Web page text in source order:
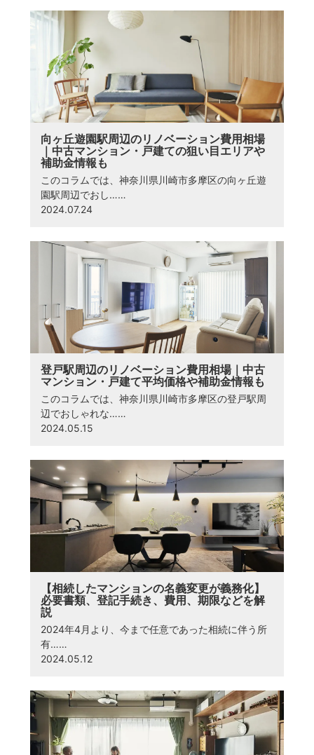
向ヶ丘遊園駅周辺のリノベーション費用相場
｜中古マンション・戸建ての狙い目エリアや
補助金情報も
このコラムでは、神奈川県川崎市多摩区の向ヶ丘遊
園駅周辺でおし……
2024.07.24
登戸駅周辺のリノベーション費用相場｜中古
マンション・戸建て平均価格や補助金情報も
このコラムでは、神奈川県川崎市多摩区の登戸駅周
辺でおしゃれな……
2024.05.15
【相続したマンションの名義変更が義務化】
必要書類、登記手続き、費用、期限などを解
説
2024年4月より、今まで任意であった相続に伴う所
有……
2024.05.12